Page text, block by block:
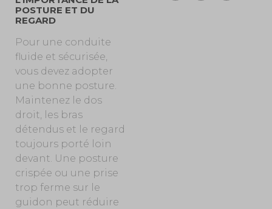
POSTURE ET DU
REGARD
Pour une conduite
fluide et sécurisée,
vous devez adopter
une bonne posture.
Maintenez le dos
droit, les bras
détendus et le regard
toujours porté loin
devant. Une posture
crispée ou une prise
trop ferme sur le
guidon peut réduire